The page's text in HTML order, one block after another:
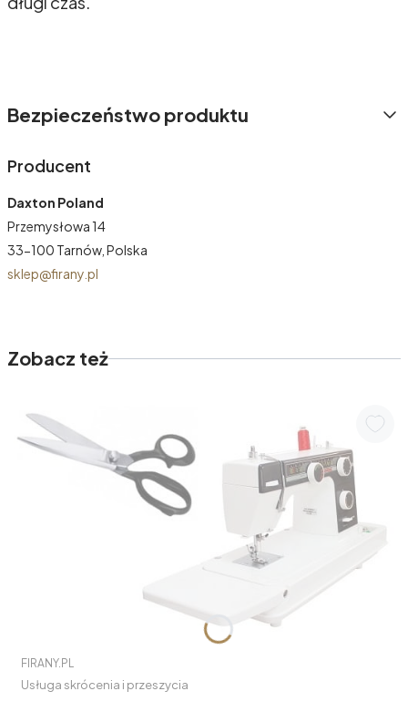
Bezpieczeństwo produktu
Producent
Daxton Poland
Przemysłowa 14
33-100 Tarnów, Polska
sklep@firany.pl
Zobacz też
PRODUCENT
FIRANY.PL
Usługa skrócenia i przeszycia